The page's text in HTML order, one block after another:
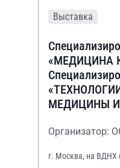
Выставка
«МЕДИЦИНА
МЕДИЦИНЫ
Организатор:
г. Москва, на ВДНХ